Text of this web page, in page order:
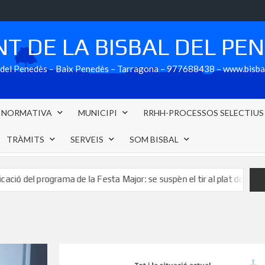
DE LA BISBAL DEL
Penedès – Baix Penedès – Tarragona – 977688438 –
NORMATIVA MUNICIPI RRHH-PROCESSOS SELECTIUS
TRÀMITS SERVEIS SOM BISBAL
programa de la Festa Major: se suspèn el tir al plat de Festa Major